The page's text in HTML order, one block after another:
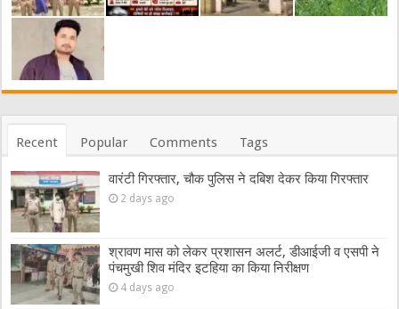
Recent Popular Comments Tags
वारंटी गिरफ्तार, चौक पुलिस ने दबिश देकर किया गिरफ्तार
2 days ago
श्रावण मास को लेकर प्रशासन अलर्ट, डीआईजी व एसपी ने
पंचमुखी शिव मंदिर इटहिया का किया निरीक्षण
4 days ago